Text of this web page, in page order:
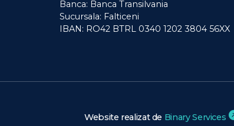
Banca: Banca Transilvania
Sucursala: Falticeni
IBAN: RO42 BTRL 0340 1202 3804 56XX
Website realizat de Binary Services